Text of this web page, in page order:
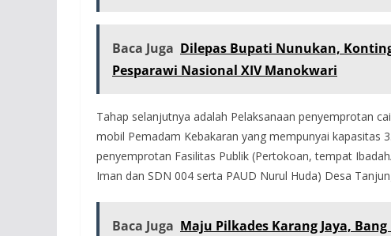
Baca Juga Dilepas Bupati Nunukan,
Pesparawi Nasional XIV Manokwari
Tahap selanjutnya adalah Pelaksanaan penyemprotan
mobil Pemadam Kebakaran yang mempunyai kapasitas
penyemprotan Fasilitas Publik (Pertokoan, tempat
Iman dan SDN 004 serta PAUD Nurul Huda) Desa
Baca Juga Maju Pilkades Karang Jaya,